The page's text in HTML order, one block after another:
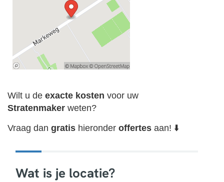
Wilt u de exacte kosten voor uw
Stratenmaker weten?
Vraag dan gratis hieronder offertes aan! ⬇️